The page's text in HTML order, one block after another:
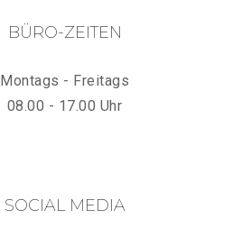
BÜRO-ZEITEN
Montags - Freitags
08.00 - 17.00 Uhr
SOCIAL MEDIA